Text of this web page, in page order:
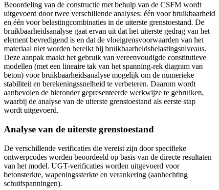
Beoordeling van de constructie met behulp van de CSFM wordt
uitgevoerd door twee verschillende analyses: één voor bruikbaarheid
en één voor belastingcombinaties in de uiterste grenstoestand. De
bruikbaarheidsanalyse gaat ervan uit dat het uiterste gedrag van het
element bevredigend is en dat de vloeigrensvoorwaarden van het
materiaal niet worden bereikt bij bruikbaarheidsbelastingsniveaus.
Deze aanpak maakt het gebruik van vereenvoudigde constitutieve
modellen (met een lineaire tak van het spanning-rek diagram van
beton) voor bruikbaarheidsanalyse mogelijk om de numerieke
stabiliteit en berekeningssnelheid te verbeteren. Daarom wordt
aanbevolen de hieronder gepresenteerde werkwijze te gebruiken,
waarbij de analyse van de uiterste grenstoestand als eerste stap
wordt uitgevoerd.
Analyse van de uiterste grenstoestand
De verschillende verificaties die vereist zijn door specifieke
ontwerpcodes worden beoordeeld op basis van de directe resultaten
van het model. UGT-verificaties worden uitgevoerd voor
betonsterkte, wapeningssterkte en verankering (aanhechting
schuifspanningen).